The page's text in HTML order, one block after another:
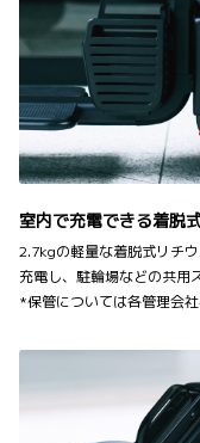
室内で充電できる着脱
2.7kgの軽量な着脱式リチ
充電し、駐輪場などの共用
*保管については各管理会